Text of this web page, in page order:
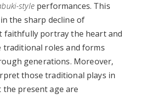
styleperformances. This
the sharp decline of
faithfully portray the heart and
roles and forms
generations. Moreover,
those traditional plays in
present age are